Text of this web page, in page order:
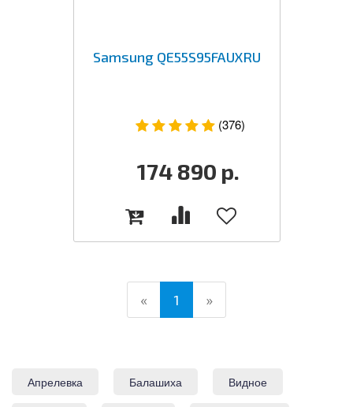
Samsung QE55S95FAUXRU
(376)
174 890 р.
« 1 (current)
»
Апрелевка Балашиха Видное